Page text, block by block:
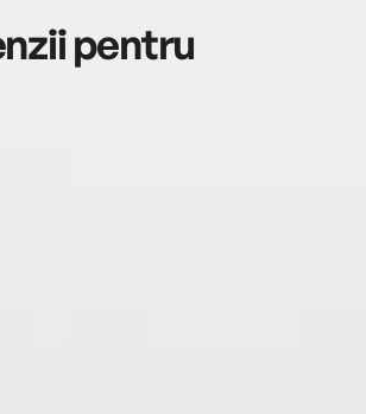
pentru